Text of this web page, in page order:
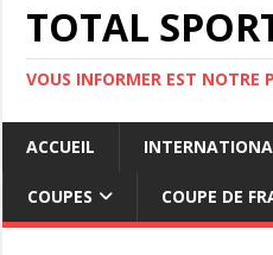
TOTAL
VOUS INFORMER EST NOTRE
ACCUEIL
COUPES COUPE DE